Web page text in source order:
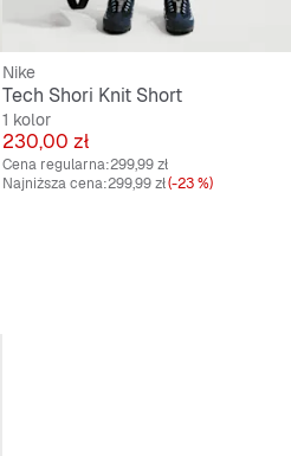
Nike
Tech Shori Knit Short
1 kolor
Cena
230,00 zł
Cena regularna:299,99 zł
Najniższa cena:299,99 zł(-23 %)